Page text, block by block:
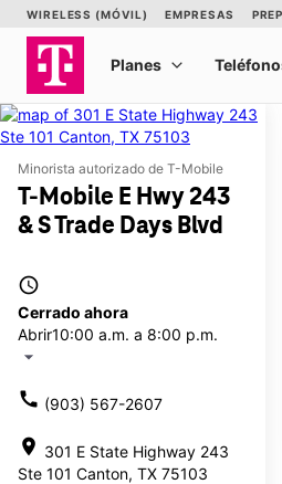
Minorista autorizado de T-Mobile
T-Mobile E Hwy 243
& S Trade Days Blvd
access_time
Cerrado ahora
Abrir10:00 a.m. a 8:00 p.m.
arrow_drop_down
call (903) 567-2607
location_on 301 E State Highway 243
Ste 101 Canton, TX 75103